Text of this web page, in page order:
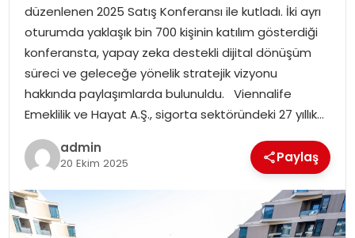
SPOR
EKONOMI
MAGAZIN
DÜNYA
düzenlenen 2025 Satış Konferansı ile kutladı. İki ayrı
oturumda yaklaşık bin 700 kişinin katılım gösterdiği
konferansta, yapay zeka destekli dijital dönüşüm
süreci ve geleceğe yönelik stratejik vizyonu
hakkında paylaşımlarda bulunuldu. Viennalife
Emeklilik ve Hayat A.Ş., sigorta sektöründeki 27 yıllık…
admin
20 Ekim 2025 Paylaş